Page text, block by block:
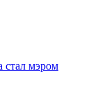
стал мэром